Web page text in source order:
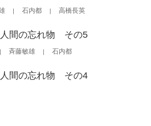
石内都 高橋長英
間の忘れ物 その5
斉藤敏雄 石内都
間の忘れ物 その4